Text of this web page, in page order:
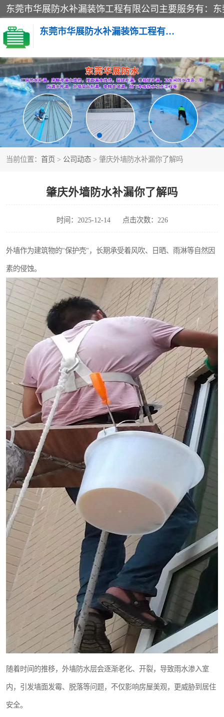
东莞市华展防水补漏装饰工程有限公司
当前位置： 首页 > 公司动态 > 肇庆外墙防水补漏你了解吗
肇庆外墙防水补漏你了解吗
时间：2025-12-14 点击次数：226
外墙作为建筑物的"保护壳"，长期承受着风吹、日晒、雨淋等自然因
素的侵蚀。
随着时间的推移，外墙防水层会逐渐老化、开裂，导致雨水渗入室
内，引发墙面发霉、脱落等问题，不仅影响房屋美观，更威胁到居住
安全。
楼面防水补漏
阳台卫生间防水补漏
金属房搭建及补漏